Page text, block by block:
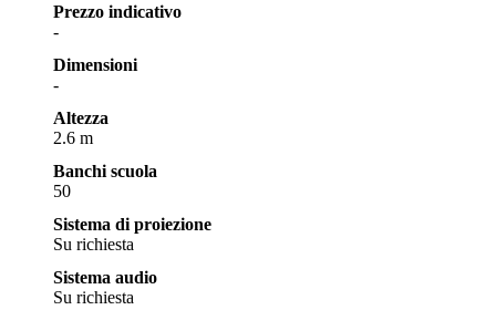
Prezzo indicativo
-
Dimensioni
-
Altezza
2.6 m
Banchi scuola
50
Sistema di proiezione
Su richiesta
Sistema audio
Su richiesta